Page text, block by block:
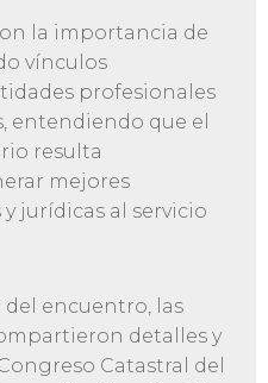
la importancia de
vínculos
profesionales
entendiendo que el
resulta
mejores
jurídicas al servicio
del encuentro, las
detalles y
Catastral del